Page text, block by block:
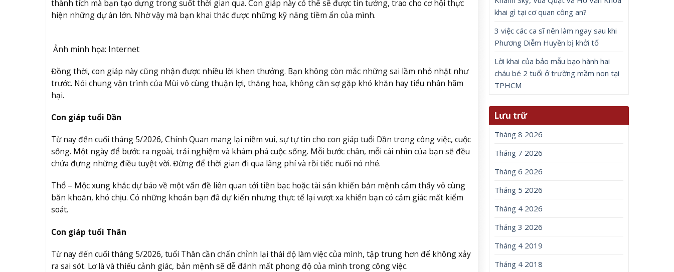
thành tích mà bạn tạo dựng trong suốt thời gian qua. Con giáp này có thể sẽ được tin tưởng, trao cho cơ hội thực
hiện những dự án lớn. Nhờ vậy mà bạn khai thác được những kỹ năng tiềm ẩn của mình.
Ảnh minh họa: Internet
Đồng thời, con giáp này cũng nhận được nhiều lời khen thưởng. Bạn không còn mắc những sai lầm nhỏ nhặt như
trước. Nói chung vận trình của Mùi vô cùng thuận lợi, thăng hoa, không cần sợ gặp khó khăn hay tiểu nhân hãm
hại.
Con giáp tuổi Dần
Từ nay đến cuối tháng 5/2026, Chính Quan mang lại niềm vui, sự tự tin cho con giáp tuổi Dần trong công việc, cuộc
sống. Một ngày để bước ra ngoài, trải nghiệm và khám phá cuộc sống. Mỗi bước chân, mỗi cái nhìn của bạn sẽ đều
chứa đựng những điều tuyệt vời. Đừng để thời gian đi qua lãng phí và rồi tiếc nuối nó nhé.
Thổ – Mộc xung khắc dự báo về một vấn đề liên quan tới tiền bạc hoặc tài sản khiến bản mệnh cảm thấy vô cùng
băn khoăn, khó chịu. Có những khoản bạn đã dự kiến nhưng thực tế lại vượt xa khiến bạn có cảm giác mất kiểm
soát.
Con giáp tuổi Thân
Từ nay đến cuối tháng 5/2026, tuổi Thân cần chấn chỉnh lại thái độ làm việc của mình, tập trung hơn để không xảy
ra sai sót. Lơ là và thiếu cảnh giác, bản mệnh sẽ dễ đánh mất phong độ của mình trong công việc.
khai gì tại cơ quan công an?
3 việc các ca sĩ nên làm ngay sau khi
Phương Diễm Huyền bị khởi tố
Lời khai của bảo mẫu bạo hành hai
cháu bé 2 tuổi ở trường mầm non tại
TPHCM
Lưu trữ
Tháng 8 2026
Tháng 7 2026
Tháng 6 2026
Tháng 5 2026
Tháng 4 2026
Tháng 3 2026
Tháng 4 2019
Tháng 4 2018